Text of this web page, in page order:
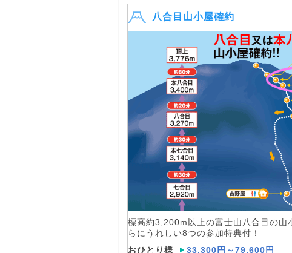
八合目山小屋確約
標高約3,200m以上の富士山八合目の山
らにうれしい8つの参加特典付！
おひとり様
33,300円～79,600円